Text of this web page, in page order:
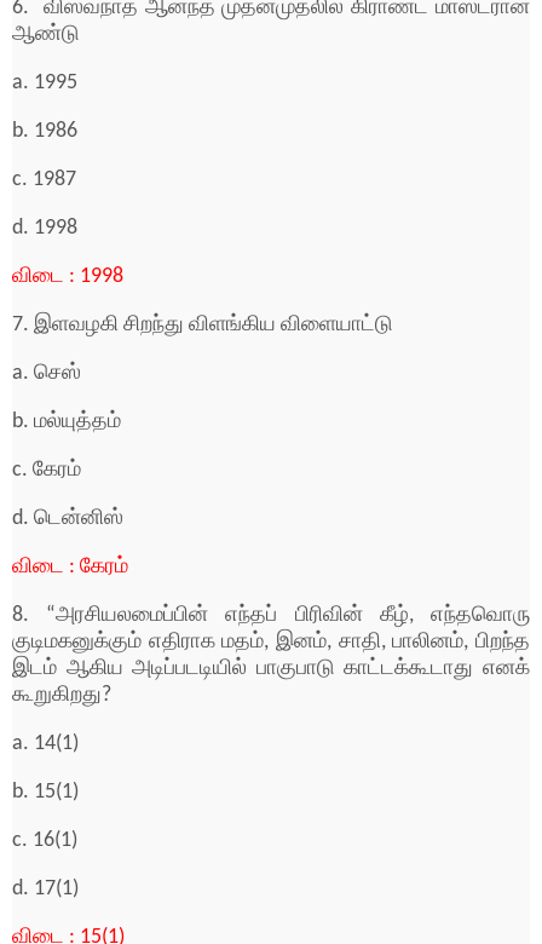
6. விஸ்வநாத் ஆனந்த் முதன்முதலில் கிராண்ட் மாஸ்டரான
ஆண்டு
a. 1995
b. 1986
c. 1987
d. 1998
விடை : 1998
7. இளவழகி சிறந்து விளங்கிய விளையாட்டு
a. செஸ்
b. மல்யுத்தம்
c. கேரம்
d. டென்னிஸ்
விடை : கேரம்
8. “அரசியலமைப்பின் எந்தப் பிரிவின் கீழ், எந்தவொரு
குடிமகனுக்கும் எதிராக மதம், இனம், சாதி, பாலினம், பிறந்த
இடம் ஆகிய அடிப்படடியில் பாகுபாடு காட்டக்கூடாது எனக்
கூறுகிறது?
a. 14(1)
b. 15(1)
c. 16(1)
d. 17(1)
விடை : 15(1)